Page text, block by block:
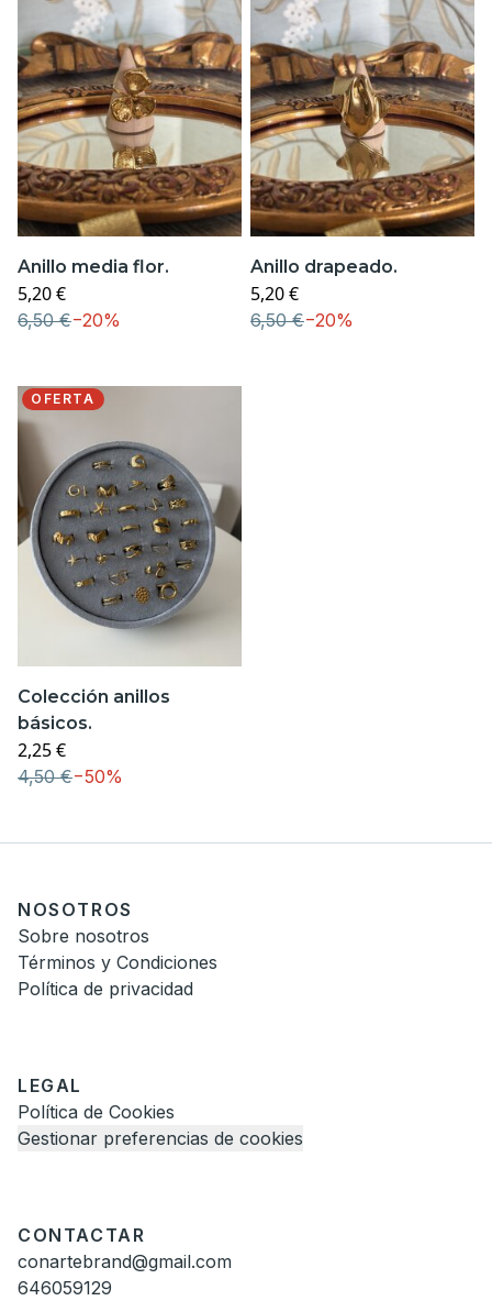
Anillo media flor.
5,20 €
6,50 €−20%
Anillo drapeado.
5,20 €
6,50 €−20%
OFERTA
Colección anillos
básicos.
2,25 €
4,50 €−50%
NOSOTROS
Sobre nosotros
Términos y Condiciones
Política de privacidad
LEGAL
Política de Cookies
Gestionar preferencias de cookies
CONTACTAR
conartebrand@gmail.com
646059129